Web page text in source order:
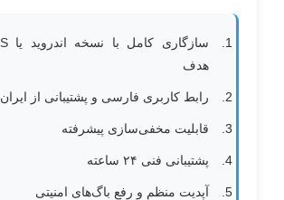
هدف
رابط کاربری فارسی و پشتیبانی از ایران
قابلیت مخفی‌سازی پیشرفته
پشتیبانی فنی ۲۴ ساعته
آپدیت منظم و رفع باگ‌های امنیتی